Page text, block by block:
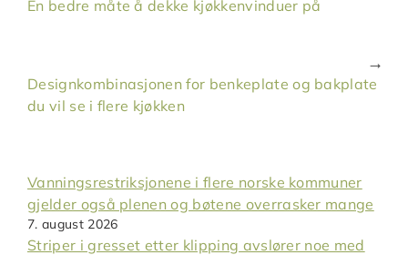
En bedre måte å dekke kjøkkenvinduer på
Designkombinasjonen for benkeplate og bakplate
du vil se i flere kjøkken
Vanningsrestriksjonene i flere norske kommuner
gjelder også plenen og bøtene overrasker mange
7. august 2026
Striper i gresset etter klipping avslører noe med